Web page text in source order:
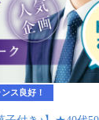
ス良好！